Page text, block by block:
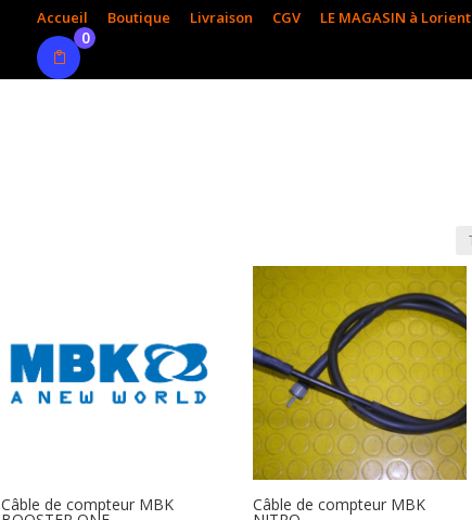
Accueil Boutique Livraison CGV LE MAGASIN à Lorient
0
Câble de compteur MBK Câble de compteur MBK